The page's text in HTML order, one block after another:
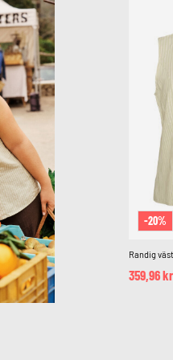
-20%
Randig
359,96 kr